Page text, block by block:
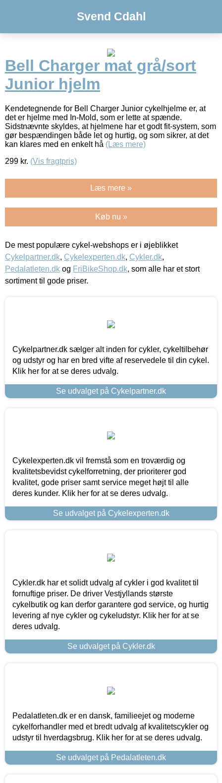
Svend Cdahl
Bell Charger mat grå/sort
Junior hjelm
Kendetegnende for Bell Charger Junior cykelhjelme er, at
det er hjelme med In-Mold, som er lette at spænde.
Sidstnævnte skyldes, at hjelmene har et godt fit-system, som
gør bespændingen både let og hurtig, og som sikrer, at det
kan klares med en enkelt hå (Læs mere)
299 kr. (Vis fragtpris)
Læs mere »
Køb nu »
De mest populære cykel-webshops er i øjeblikket
Cykelpartner.dk, Cykelexperten.dk, Cykler.dk,
Pedalatleten.dk og FriBikeShop.dk, som alle har et stort
sortiment til gode priser.
Cykelpartner.dk sælger alt inden for cykler, cykeltilbehør
og udstyr og har en bred vifte af reservedele til din cykel.
Klik her for at se deres udvalg.
Se udvalget på Cykelpartner.dk
Cykelexperten.dk vil fremstå som en troværdig og
kvalitetsbevidst cykelforretning, der prioriterer god
kvalitet, gode priser samt service meget højt til alle
deres kunder. Klik her for at se deres udvalg.
Se udvalget på Cykelexperten.dk
Cykler.dk har et solidt udvalg af cykler i god kvalitet til
fornuftige priser. De driver Vestjyllands største
cykelbutik og kan derfor garantere god service, og hurtig
levering af nye cykler og cykeludstyr. Klik her for at se
deres udvalg.
Se udvalget på Cykler.dk
Pedalatleten.dk er en dansk, familieejet og moderne
cykelforhandler med et bredt udvalg af kvalitetscykler og
udstyr til hverdagsbrug. Klik her for at se deres udvalg.
Se udvalget på Pedalatleten.dk